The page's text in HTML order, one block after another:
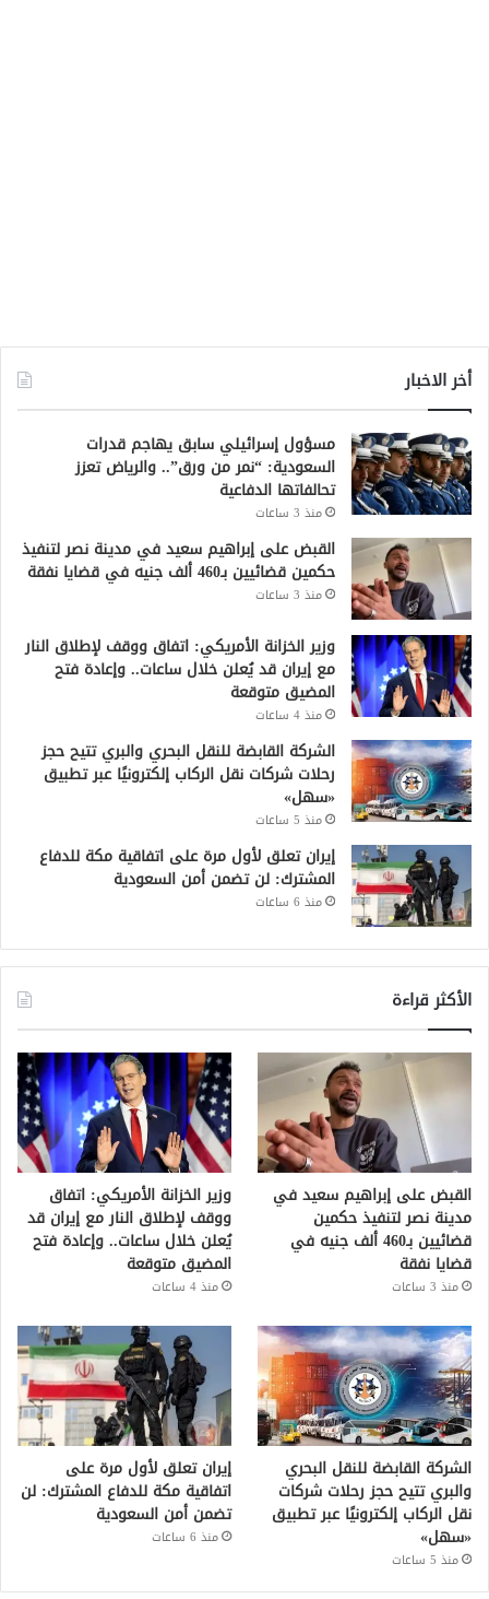
أخر الاخبار
مسؤول إسرائيلي سابق يهاجم قدرات
السعودية: “نمر من ورق”.. والرياض تعزز
تحالفاتها الدفاعية
منذ 3 ساعات
القبض على إبراهيم سعيد في مدينة نصر لتنفيذ
حكمين قضائيين بـ460 ألف جنيه في قضايا نفقة
منذ 3 ساعات
وزير الخزانة الأمريكي: اتفاق ووقف لإطلاق النار
مع إيران قد يُعلن خلال ساعات.. وإعادة فتح
المضيق متوقعة
منذ 4 ساعات
الشركة القابضة للنقل البحري والبري تتيح حجز
رحلات شركات نقل الركاب إلكترونيًا عبر تطبيق
«سهل»
منذ 5 ساعات
إيران تعلق لأول مرة على اتفاقية مكة للدفاع
المشترك: لن تضمن أمن السعودية
منذ 6 ساعات
الأكثر قراءة
القبض على إبراهيم سعيد في
مدينة نصر لتنفيذ حكمين
قضائيين بـ460 ألف جنيه في
قضايا نفقة
منذ 3 ساعات
وزير الخزانة الأمريكي: اتفاق
ووقف لإطلاق النار مع إيران قد
يُعلن خلال ساعات.. وإعادة فتح
المضيق متوقعة
منذ 4 ساعات
الشركة القابضة للنقل البحري
والبري تتيح حجز رحلات شركات
نقل الركاب إلكترونيًا عبر تطبيق
«سهل»
منذ 5 ساعات
إيران تعلق لأول مرة على
اتفاقية مكة للدفاع المشترك: لن
تضمن أمن السعودية
منذ 6 ساعات